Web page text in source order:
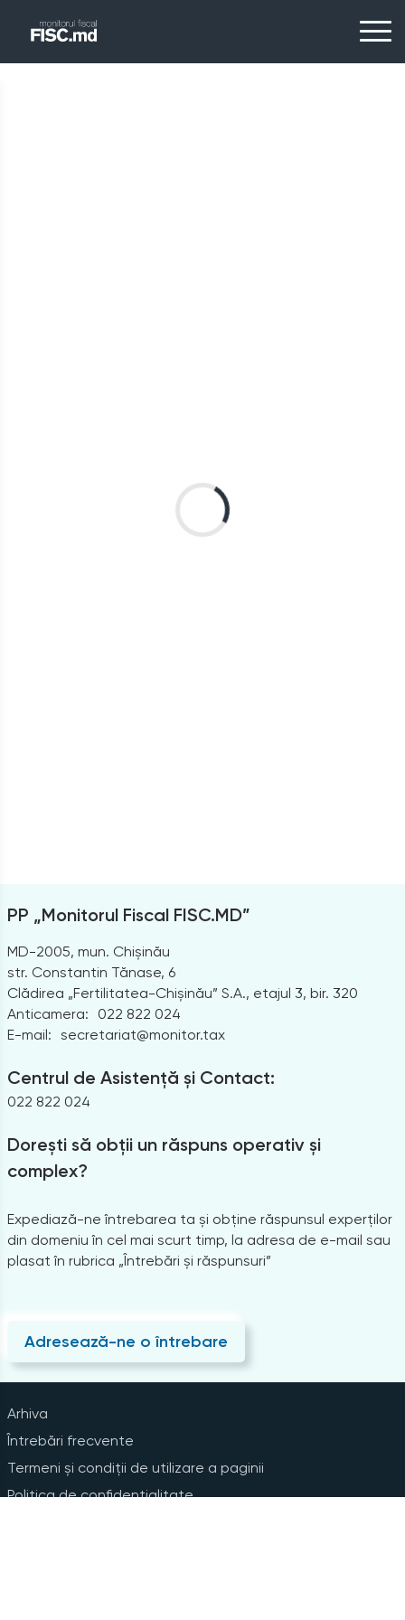
PP „Monitorul Fiscal FISC.MD”
MD-2005, mun. Chișinău
str. Constantin Tănase, 6
Clădirea „Fertilitatea-Chișinău” S.A., etajul 3, bir. 320
Anticamera:
022 822 024
E-mail: secretariat@monitor.tax
Centrul de Asistență și Contact:
022 822 024
Dorești să obții un răspuns operativ și
complex?
Expediază-ne întrebarea ta și obține răspunsul experților
din domeniu în cel mai scurt timp, la adresa de e-mail sau
plasat în rubrica „Întrebări și răspunsuri”
Adresează-ne o întrebare
Arhiva
Întrebări frecvente
Termeni și condiții de utilizare a paginii
Politica de confidențialitate